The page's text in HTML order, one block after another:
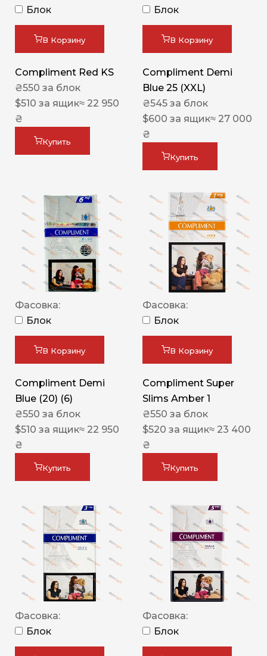
Блок
В Корзину
Compliment Red KS
₴550 за блок
$510 за ящик≈ 22 950
₴
Купить
Блок
В Корзину
Compliment Demi
Blue 25 (XXL)
₴545 за блок
$600 за ящик≈ 27 000
₴
Купить
Фасовка:
Блок
В Корзину
Compliment Demi
Blue (20) (6)
₴550 за блок
$510 за ящик≈ 22 950
₴
Купить
Фасовка:
Блок
В Корзину
Compliment Super
Slims Amber 1
₴550 за блок
$520 за ящик≈ 23 400
₴
Купить
Фасовка:
Блок
Фасовка:
Блок